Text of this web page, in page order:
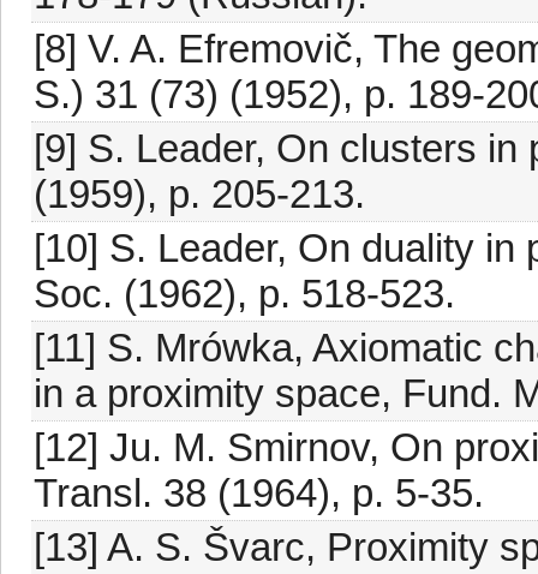
[8] V. A. Efremovič, The
S.) 31 (73) (1952), p. 189-
[9] S. Leader, On clusters
(1959), p. 205-213.
[10] S. Leader, On duality in
Soc. (1962), p. 518-523.
[11] S. Mrówka, Axiomatic
in a proximity space, Fund.
[12] Ju. M. Smirnov, On
Transl. 38 (1964), p. 5-35.
[13] A. S. Švarc, Proximity